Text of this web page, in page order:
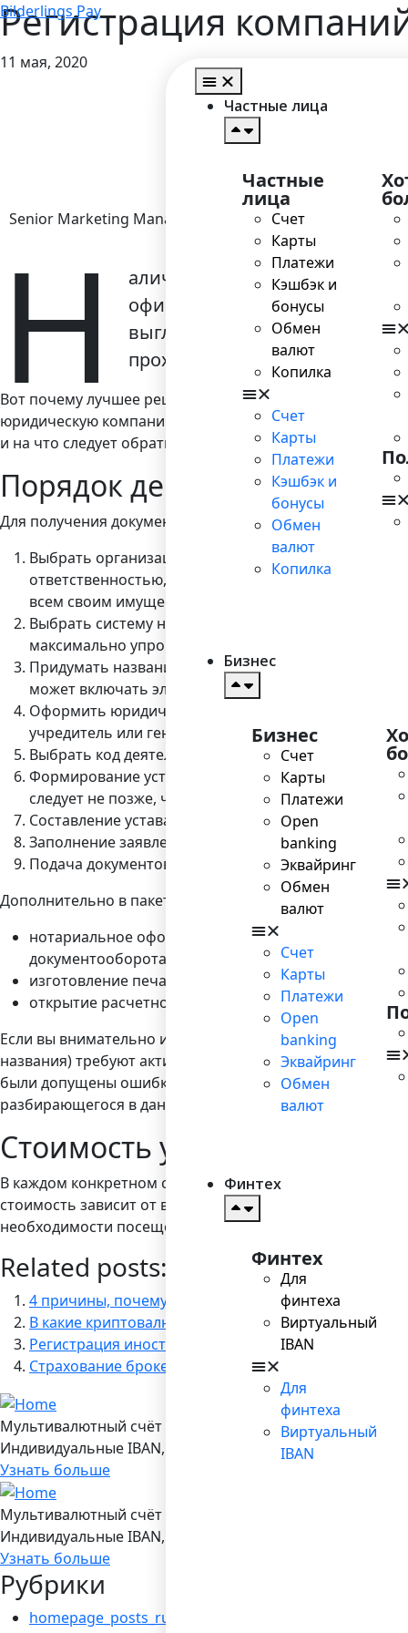
Bilderlings Pay
Частные лица
Частные
лица
Счет
Карты
Платежи
Кэшбэк и
бонусы
Обмен
валют
Копилка
Счет
Карты
Платежи
Кэшбэк и
бонусы
Обмен
валют
Копилка
Бизнес
Бизнес
Счет
Карты
Платежи
Open
banking
Эквайринг
Обмен
валют
Счет
Карты
Платежи
Open
banking
Эквайринг
Обмен
валют
Финтех
Финтех
Для
финтеха
Виртуальный
IBAN
Для
финтеха
Виртуальный
IBAN
Регистрация
11 мая, 2020
Senior Marketing Manager
Н
аличие зарегистрированной
официально, без этого
выглядит простой, у нее
проходящему, у которого
Вот почему лучшее решение, позволяющее не
юридическую компанию для оказания помощи в
и на что следует обратить внимание, если ищете
Порядок действий при
Для получения документов и начала
Выбрать организационно-правовую форму.
ответственностью, зависит, будете ли вы
всем своим имуществом.
Выбрать систему налогообложения. Сегодня в
максимально упрощающих выполнение учетных
Придумать название. Оно должно быть
может включать элементы организационно-
Оформить юридический адрес в налоговой. Это
учредитель или генеральный директор.
Выбрать код деятельности ОКВЭД. Все зависит от
Формирование уставного капитала. Минимальная
следует не позже, чем через 4 месяца после
Составление устава, решение учредителя или
Заполнение заявления по форме Р11001, подача
Подача документов в орган, регистрирующий
Дополнительно в пакет услуг могут быть добавлены:
нотариальное оформление и оформление
документооборота);
изготовление печати;
открытие расчетного счета в банке.
Если вы внимательно изучили этапы открытия
названия) требуют активного участия юриста. Если
были допущены ошибки (например, в формулировках
разбирающегося в данных вопросах, многократно
Стоимость услуг по
В каждом конкретном случае стоимость будет
стоимость зависит от выбранной организационно-
необходимости посещения различных инстанций и
Related posts:
4 причины, почему вашему бизнесу нужен э-
В какие криптовалюты лучше инвестировать
Регистрация иностранных компаний
Страхование брокерского счета — правда или миф?
Мультивалютный счёт в Bilderlings
Индивидуальные IBAN, 19 валют, платежы SEPA/ SEPA
Узнать больше
Мультивалютный счёт в Bilderlings
Индивидуальные IBAN, 19 валют, платежы SEPA/ SEPA
Узнать больше
Рубрики
homepage_posts_ru